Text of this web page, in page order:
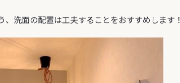
、洗面の配置は工夫することをおすすめします！